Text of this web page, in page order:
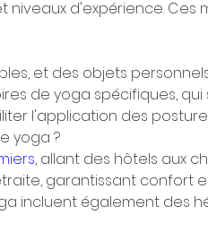
d'expérience. Ces
et des objets
de yoga spécifiques, qui
l'application des
yoga ?
, allant des hôtels aux
garantissant confort
incluent également des